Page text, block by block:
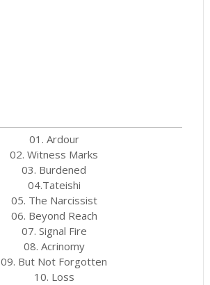
01. Ardour
02. Witness Marks
03. Burdened
04.Tateishi
05. The Narcissist
06. Beyond Reach
07. Signal Fire
08. Acrinomy
09. But Not Forgotten
10. Loss